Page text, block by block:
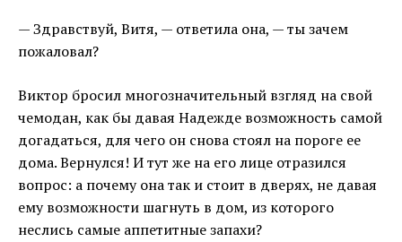
— Здравствуй, Витя, — ответила она, — ты зачем
пожаловал?
Виктор бросил многозначительный взгляд на свой
чемодан, как бы давая Надежде возможность самой
догадаться, для чего он снова стоял на пороге ее
дома. Вернулся! И тут же на его лице отразился
вопрос: а почему она так и стоит в дверях, не давая
ему возможности шагнуть в дом, из которого
неслись самые аппетитные запахи?